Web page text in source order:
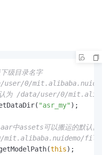
级目录名字
user/0/
认为 /data/user/0/
"asr_my" );
中assets可以搬运的默认目的
files/
this);